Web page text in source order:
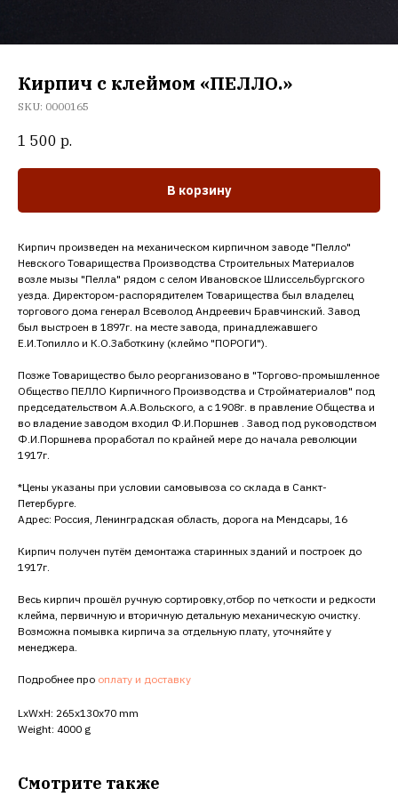
Кирпич с клеймом «ПЕЛЛО.»
SKU: 0000165
1 500 р.
В корзину
Кирпич произведен на механическом кирпичном заводе "Пелло"
Невского Товарищества Производства Строительных Материалов
возле мызы "Пелла" рядом с селом Ивановское Шлиссельбургского
уезда. Директором-распорядителем Товарищества был владелец
торгового дома генерал Всеволод Андреевич Бравчинский. Завод
был выстроен в 1897г. на месте завода, принадлежавшего
Е.И.Топилло и К.О.Заботкину (клеймо "ПОРОГИ").
Позже Товарищество было реорганизовано в "Торгово-промышленное
Общество ПЕЛЛО Кирпичного Производства и Стройматериалов" под
председательством А.А.Вольского, а с 1908г. в правление Общества и
во владение заводом входил Ф.И.Поршнев . Завод под руководством
Ф.И.Поршнева проработал по крайней мере до начала революции
1917г.
*Цены указаны при условии самовывоза со склада в Санкт-
Петербурге.
Адрес: Россия, Ленинградская область, дорога на Мендсары, 16
Кирпич получен путём демонтажа старинных зданий и построек до
1917г.
Весь кирпич прошёл ручную сортировку,отбор по четкости и редкости
клейма, первичную и вторичную детальную механическую очистку.
Возможна помывка кирпича за отдельную плату, уточняйте у
менеджера.
Подробнее про оплату и доставку
LxWxH: 265x130x70 mm
Weight: 4000 g
Смотрите также